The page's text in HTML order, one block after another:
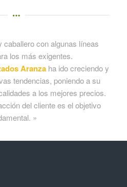
caballero con algunas líneas
los más exigentes.
Aranzaha ido creciendo y
tendencias, poniendo a su
a los mejores precios.
del cliente es el objetivo
»